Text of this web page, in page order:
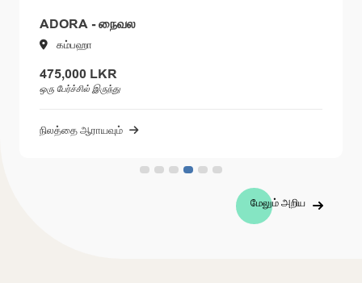
ADORA - நைவல
கம்பஹா
475,000 LKR
ஒரு பேர்ச்சில் இருந்து
நிலத்தை ஆராயவும்
மேலும் அறிய